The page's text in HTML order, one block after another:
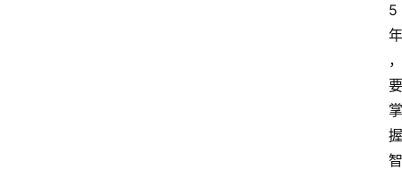
5
年
，
要
掌
握
智